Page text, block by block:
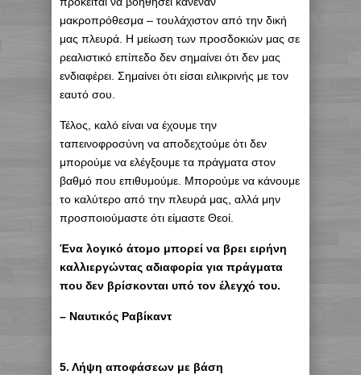
μακροπρόθεσμα – τουλάχιστον από την δική
μας πλευρά. Η μείωση των προσδοκιών μας σε
ρεαλιστικό επίπεδο δεν σημαίνει ότι δεν μας
ενδιαφέρει. Σημαίνει ότι είσαι ειλικρινής με τον
εαυτό σου.
Τέλος, καλό είναι να έχουμε την
ταπεινοφροσύνη να αποδεχτούμε ότι δεν
μπορούμε να ελέγξουμε τα πράγματα στον
βαθμό που επιθυμούμε. Μπορούμε να κάνουμε
το καλύτερο από την πλευρά μας, αλλά μην
προσποιούμαστε ότι είμαστε Θεοί.
Ένα λογικό άτομο μπορεί να βρει ειρήνη
καλλιεργώντας αδιαφορία για πράγματα
που δεν βρίσκονται υπό τον έλεγχό του.
– Ναυτικός Ραβίκαντ
5. Λήψη αποφάσεων με βάση